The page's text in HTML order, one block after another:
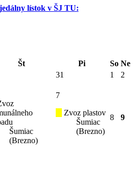
lístok v ŠJ TU:
Št Pi So Ne
31 1 2
Šumiac
(Brezno)
7
Zvoz plastov
Šumiac
(Brezno)
8 9